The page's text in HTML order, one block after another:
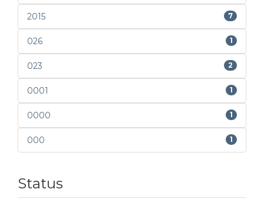
2015 7
026 1
023 2
0001 1
0000 1
000 1
Status